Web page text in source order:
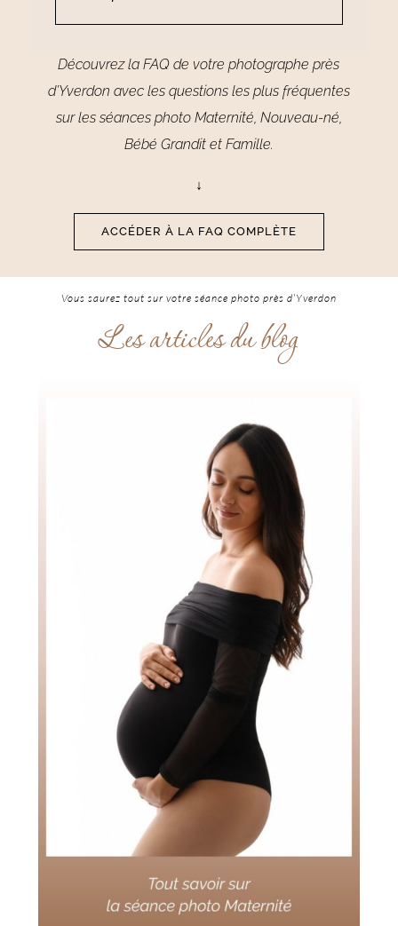
Découvrez la FAQ de votre photographe près
d’Yverdon avec les questions les plus fréquentes
sur les séances photo Maternité, Nouveau-né,
Bébé Grandit et Famille.
↓
ACCÉDER À LA FAQ COMPLÈTE
Vous saurez tout sur votre séance photo près d’Yverdon
Les articles du blog